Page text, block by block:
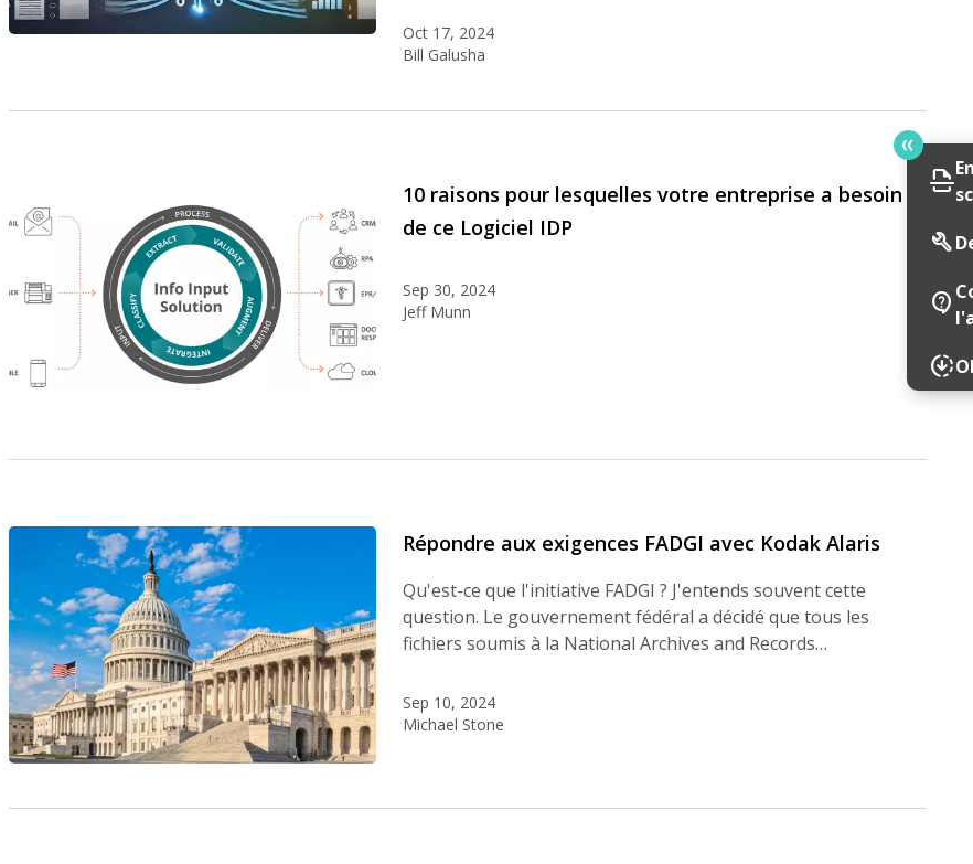
Oct 17, 2024
Bill Galusha
10 raisons pour lesquelles votre entreprise a besoin
de ce Logiciel IDP
Sep 30, 2024
Jeff Munn
Répondre aux exigences FADGI avec Kodak Alaris
Qu'est-ce que l'initiative FADGI ? J'entends souvent cette
question. Le gouvernement fédéral a décidé que tous les
fichiers soumis à la National Archives and Records…
Sep 10, 2024
Michael Stone
scan
build
contact_support
downloading